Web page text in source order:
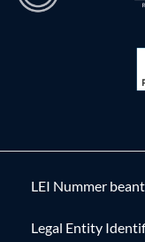
LEI Nummer
Legal Entity